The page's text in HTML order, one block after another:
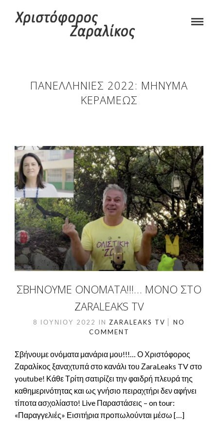
ΠΑΝΕΛΛΉΝΙΕΣ 2022: ΜΉΝΥΜΑ
ΚΕΡΑΜΈΩΣ
ΣΒΉΝΟΥΜΕ ΟΝΌΜΑΤΑ!!!… ΜΌΝΟ ΣΤΟ
ZARALEAKS TV
8 ΙΟΥΝΊΟΥ 2022 IN ZARALEAKS TV
NO
COMMENT
Σβήνουμε ονόματα μανάρια μου!!!… Ο Χριστόφορος
Ζαραλίκος ξαναχτυπά στο κανάλι του ΖaraLeaks TV στο
youtube! Κάθε Τρίτη σατιρίζει την φαιδρή πλευρά της
καθημερινότητας και ως γνήσιο πειραχτήρι δεν αφήνει
τίποτα ασχολίαστο! Live Παραστάσεις – on tour:
«Παραγγελιές» Εισιτήρια προπωλούνται μέσω […]